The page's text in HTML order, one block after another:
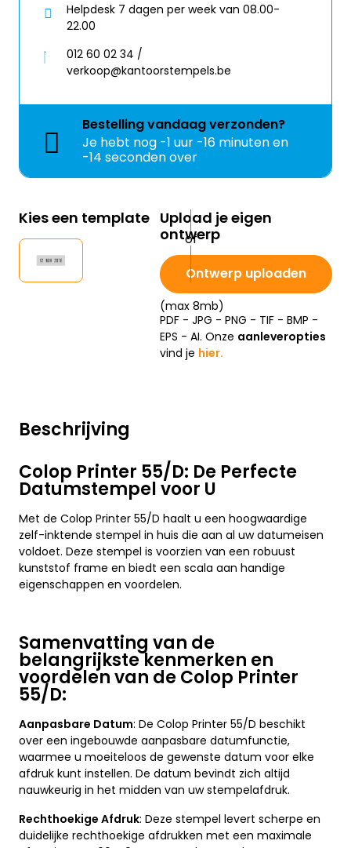
Beschrijving
Colop Printer 55/D: De Perfecte
Datumstempel voor U
Met de Colop Printer 55/D haalt u een hoogwaardige
zelf-inktende stempel in huis die aan al uw datumeisen
voldoet. Deze stempel is voorzien van een robuust
kunststof frame en biedt een scala aan handige
eigenschappen en voordelen.
Samenvatting van de
belangrijkste kenmerken en
voordelen van de Colop Printer
55/D:
Aanpasbare Datum: De Colop Printer 55/D beschikt
over een ingebouwde aanpasbare datumfunctie,
waarmee u moeiteloos de gewenste datum voor elke
afdruk kunt instellen. De datum bevindt zich altijd
nauwkeurig in het midden van uw stempelafdruk.
Rechthoekige Afdruk: Deze stempel levert scherpe en
duidelijke rechthoekige afdrukken met een maximale
Helpdesk 7 dagen per week van 08.00-
22.00
012 60 02 34 /
verkoop@kantoorstempels.be
Bestellingvandaagverzonden?
Je hebt nog -1 uur -16 minuten en
-16 seconden over
Kies een template Upload je eigen
ontwerp
Ontwerp uploaden
(max 8mb)
PDF - JPG - PNG - TIF - BMP -
EPS - AI. Onze aanleveropties
vind je hier.